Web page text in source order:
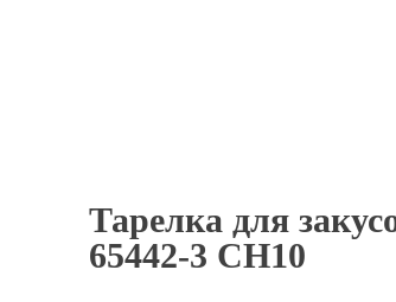
Тарелка для
65442-3 СН10